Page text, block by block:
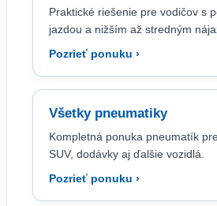
Praktické riešenie pre vodičov s
jazdou a nižším až stredným
Pozrieť ponuku ›
Všetky pneumatiky
Kompletná ponuka pneumatík
SUV, dodávky aj ďalšie vozidlá.
Pozrieť ponuku ›